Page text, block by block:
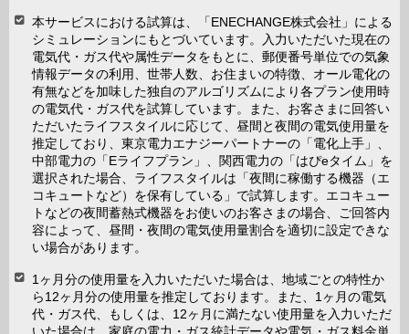
本サービスにおける試算は、「ENECHANGE株式会社」による
シミュレーションにもとづいています。入力いただいた現在の
電気代・ガス代や属性データをもとに、郵便番号単位での気象
情報データの利用、世帯人数、お住まいの特徴、オール電化の
有無などを加味した独自のアルゴリズムにより各プラン使用時
の電気代・ガス代を試算しています。また、お客さまに回答い
ただいたライフスタイルに応じて、昼間と夜間の電気使用量を
推定しており、東京電力エナジーパートナーの「電化上手」、
中部電力の「Eライフプラン」、関西電力の「はぴeタイム」を
選択された場合、ライフスタイルは「夜間に稼働する機器（エ
コキュートなど）を保有している」で試算します。エコキュー
トなどの夜間蓄熱式機器をお使いのお客さまの場合、ご回答内
容によって、昼間・夜間の電気使用量割合を適切に設定できな
い場合があります。
1ヶ月分の使用量を入力いただいた場合は、地域ごとの特性か
ら12ヶ月分の使用量を推定しております。また、1ヶ月の電気
代・ガス代、もしくは、12ヶ月に満たない使用量を入力いただ